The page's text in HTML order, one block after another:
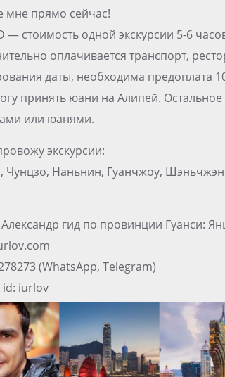
мне прямо сейчас!
— стоимость одной экскурсии 5-6
оплачивается транспорт,
даты, необходима предоплата
принять юани на Алипей.
или юанями.
экскурсии:
Чунцзо, Наньнин, Гуанчжоу,
гид по провинции Гуанси:
(WhatsApp, Telegram)
id: iurlov